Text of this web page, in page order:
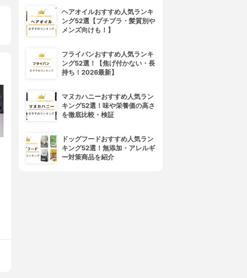
ヘアオイルおすすめ人気ランキ
ング52選【プチプラ・髪質別や
メンズ向けも！】
フライパンおすすめ人気ランキ
ング52選！【焦げ付かない・長
持ち！2026最新】
マヌカハニーおすすめ人気ラン
キング52選！味や栄養価の高さ
を徹底比較・検証
ドッグフードおすすめ人気ラン
キング52選！無添加・アレルギ
ー対策商品を紹介